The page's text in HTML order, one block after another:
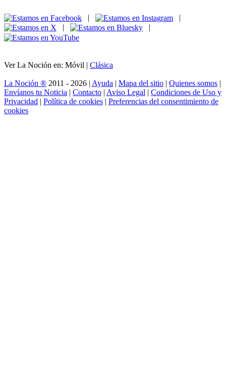
|
|
|
|
Ver La Noción en: Móvil | Clásica
La Noción ® 2011 - 2026 | Ayuda | Mapa del sitio | Quienes somos |
Envíanos tu Noticia | Contacto | Aviso Legal | Condiciones de Uso y
Privacidad | Política de cookies | Preferencias del consentimiento de
cookies